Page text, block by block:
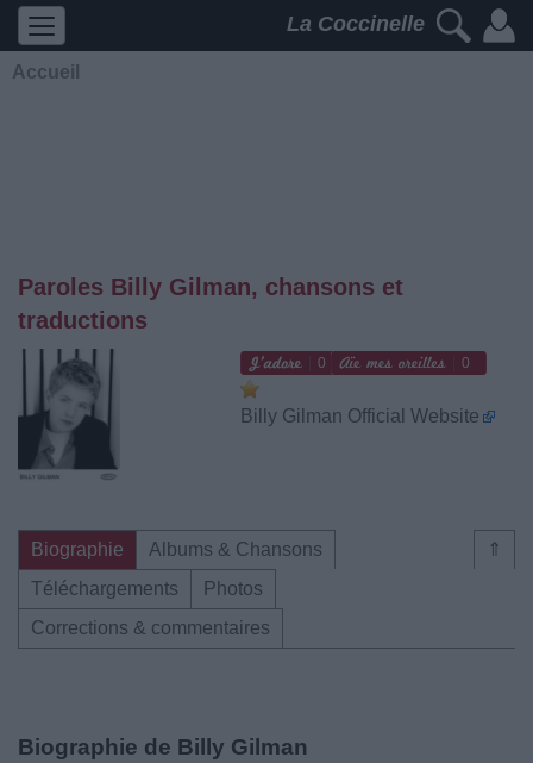
La Coccinelle
Accueil
Paroles Billy Gilman, chansons et
traductions
0 0
Billy Gilman Official Website
⇑
Biographie
Albums & Chansons
Téléchargements
Photos
Corrections & commentaires
Biographie de Billy Gilman